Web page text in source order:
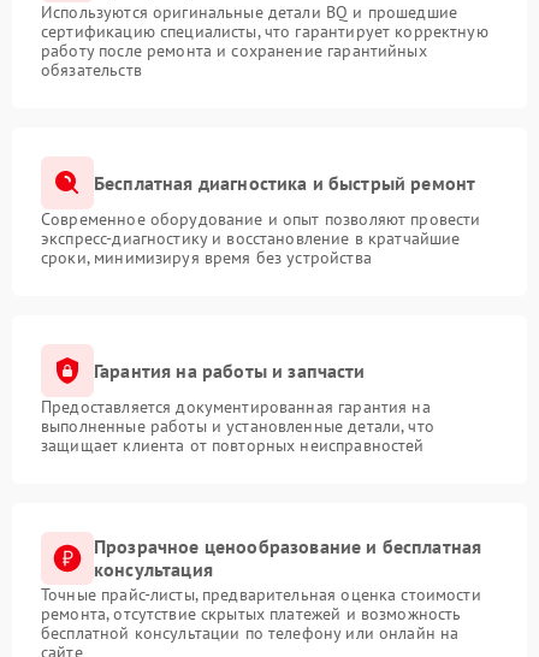
Используются оригинальные детали BQ и прошедшие
сертификацию специалисты, что гарантирует корректную
работу после ремонта и сохранение гарантийных
обязательств
Бесплатная диагностика и быстрый ремонт
Современное оборудование и опыт позволяют провести
экспресс-диагностику и восстановление в кратчайшие
сроки, минимизируя время без устройства
Гарантия на работы и запчасти
Предоставляется документированная гарантия на
выполненные работы и установленные детали, что
защищает клиента от повторных неисправностей
Прозрачное ценообразование и бесплатная
консультация
Точные прайс-листы, предварительная оценка стоимости
ремонта, отсутствие скрытых платежей и возможность
бесплатной консультации по телефону или онлайн на
сайте